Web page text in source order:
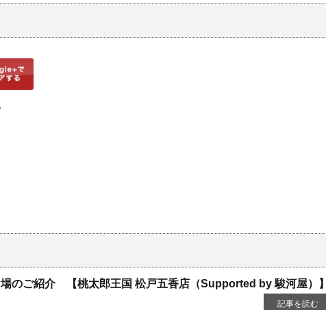
場のご紹介 【桃太郎王国 松戸五香店（Supported by 駿河屋）】
記事を読む